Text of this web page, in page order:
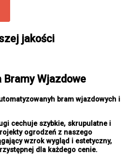
jakości
Bramy Wjazdowe
bram wjazdowych i
cechuje szybkie, skrupulatne i
ogrodzeń z naszego
wzrok wygląd i estetyczny,
dla każdego cenie.